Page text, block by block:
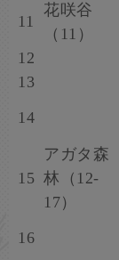
11
花咲谷
（11）
12
アガタ森
林（12-
17）
13
14
15
16